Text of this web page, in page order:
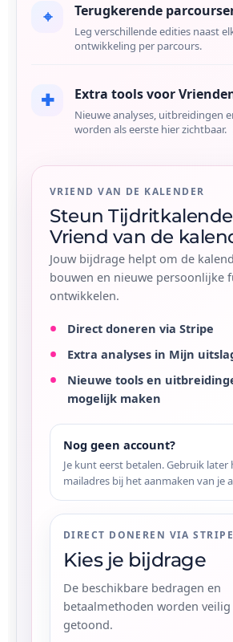
⌖ Terugkerende
Leg verschillende edities naast
ontwikkeling per parcours.
✚ Extra tools voor
Nieuwe analyses, uitbreidingen
worden als eerste hier zichtbaar.
VRIEND VAN DE KALENDER
Steun
Vriend van de
Jouw bijdrage helpt om de
bouwen en nieuwe persoonlijke
ontwikkelen.
Direct doneren via Stripe
Extra analyses in Mijn
Nieuwe tools en
mogelijk maken
Nog geen account?
Je kunt eerst betalen. Gebruik later
mailadres bij het aanmaken van je
DIRECT DONEREN VIA STRIPE
Kies je bijdrage
De beschikbare bedragen en
betaalmethoden worden
getoond.